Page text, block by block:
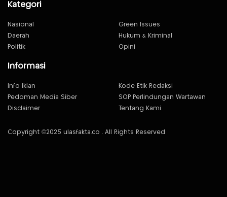
Kategori
Nasional
Green Issues
Daerah
Hukum & Kriminal
Politik
Opini
Informasi
Info Iklan
Kode Etik Redaksi
Pedoman Media Siber
SOP Perlindungan Wartawan
Disclaimer
Tentang Kami
Copyright ©2025 ulasfakta.co . All Rights Reserved